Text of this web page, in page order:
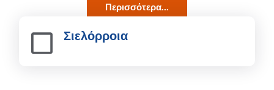
Περισσότερα...
Σιελόρροια